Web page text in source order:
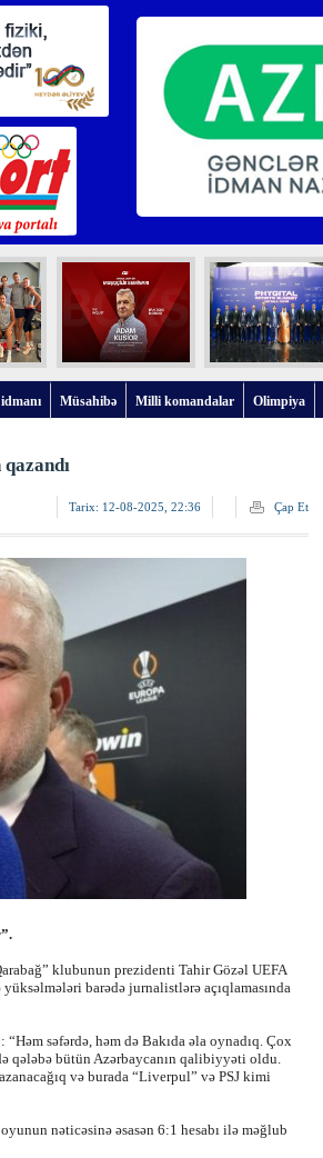
Müsahibə Milli komandalar Olimpiya
Tarix: 12-08-2025, 22:36 Çap Et
klubunun prezidenti Tahir Gözəl UEFA
barədə jurnalistlərə açıqlamasında
səfərdə, həm də Bakıda əla oynadıq. Çox
qələbə bütün Azərbaycanın qalibiyyəti oldu.
və burada “Liverpul” və PSJ kimi
nəticəsinə əsasən 6:1 hesabı ilə məğlub